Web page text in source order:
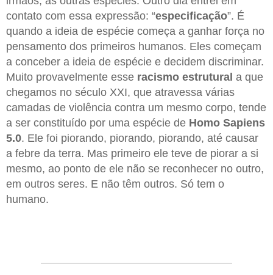
contato com essa expressão: “especificação”. É
quando a ideia de espécie começa a ganhar força no
pensamento dos primeiros humanos. Eles começam
a conceber a ideia de espécie e decidem discriminar.
Muito provavelmente esse racismo estrutural a que
chegamos no século XXI, que atravessa várias
camadas de violência contra um mesmo corpo, tende
a ser constituído por uma espécie de Homo Sapiens
5.0. Ele foi piorando, piorando, piorando, até causar
a febre da terra. Mas primeiro ele teve de piorar a si
mesmo, ao ponto de ele não se reconhecer no outro,
em outros seres. E não têm outros. Só tem o
humano.